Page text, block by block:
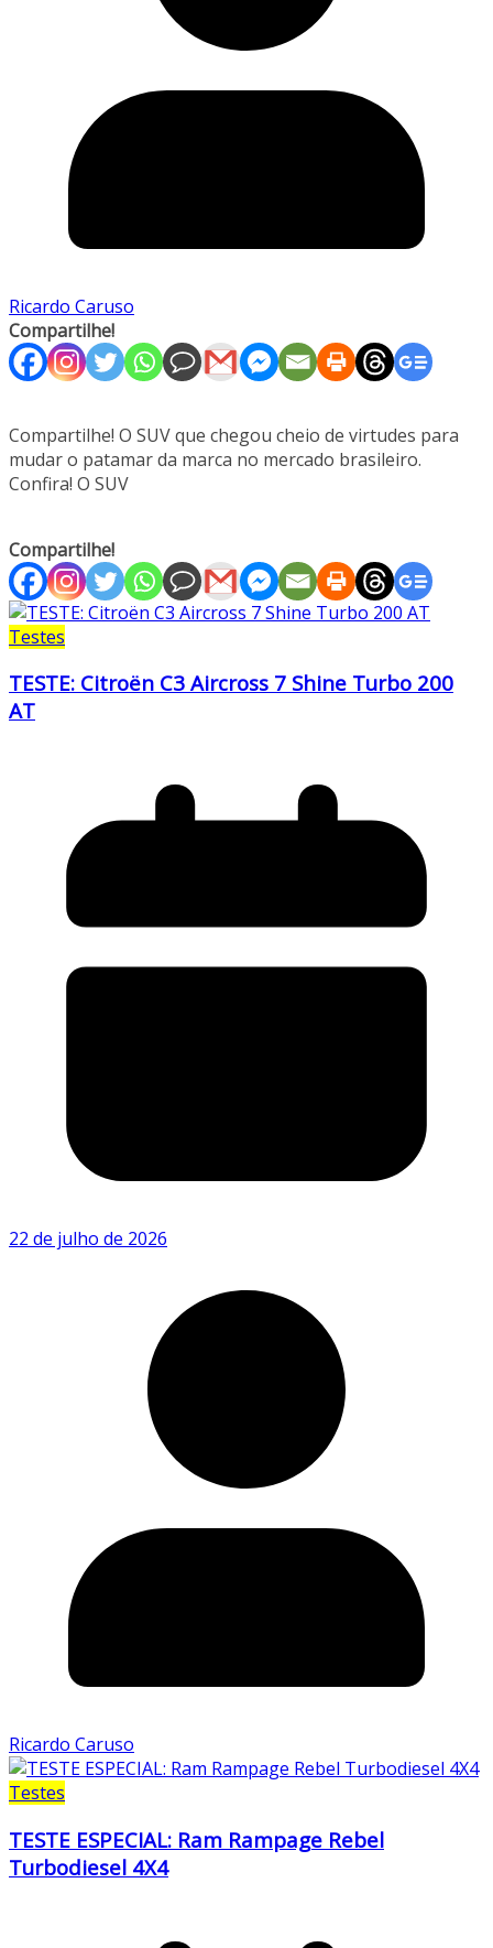
Ricardo Caruso
Compartilhe!
Compartilhe! O SUV que chegou cheio de virtudes para
mudar o patamar da marca no mercado brasileiro.
Confira! O SUV
Compartilhe!
Testes
TESTE: Citroën C3 Aircross 7 Shine Turbo 200
AT
22 de julho de 2026
Ricardo Caruso
Testes
TESTE ESPECIAL: Ram Rampage Rebel
Turbodiesel 4X4